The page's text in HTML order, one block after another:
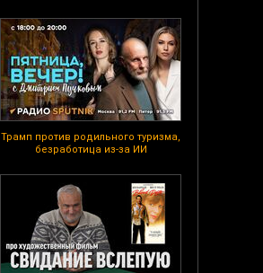
Трамп против родильного туризма,
безработица из-за ИИ